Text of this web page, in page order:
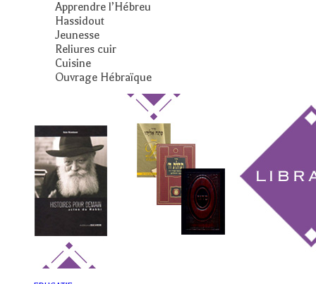
Apprendre l’Hébreu
Hassidout
Jeunesse
Reliures cuir
Cuisine
Ouvrage Hébraïque